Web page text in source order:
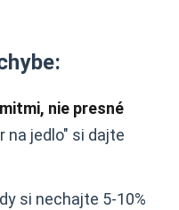
nie presné
na jedlo" si dajte
si nechajte 5-10%